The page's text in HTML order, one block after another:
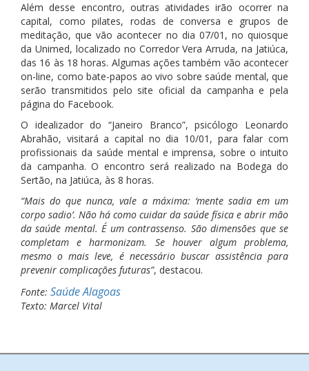
Além desse encontro, outras atividades irão ocorrer na
capital, como pilates, rodas de conversa e grupos de
meditação, que vão acontecer no dia 07/01, no quiosque
da Unimed, localizado no Corredor Vera Arruda, na Jatiúca,
das 16 às 18 horas. Algumas ações também vão acontecer
on-line, como bate-papos ao vivo sobre saúde mental, que
serão transmitidos pelo site oficial da campanha e pela
página do Facebook.
O idealizador do “Janeiro Branco”, psicólogo Leonardo
Abrahão, visitará a capital no dia 10/01, para falar com
profissionais da saúde mental e imprensa, sobre o intuito
da campanha. O encontro será realizado na Bodega do
Sertão, na Jatiúca, às 8 horas.
“Mais do que nunca, vale a máxima: ‘mente sadia em um
corpo sadio’. Não há como cuidar da saúde física e abrir mão
da saúde mental. É um contrassenso. São dimensões que se
completam e harmonizam. Se houver algum problema,
mesmo o mais leve, é necessário buscar assistência para
prevenir complicações futuras”, destacou.
Fonte: Saúde Alagoas
Texto: Marcel Vital